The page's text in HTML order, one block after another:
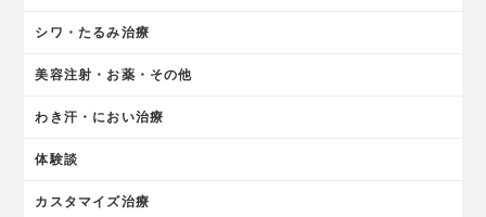
シワ・たるみ治療
美容注射・お薬・その他
わき汗・におい治療
体験談
カスタマイズ治療